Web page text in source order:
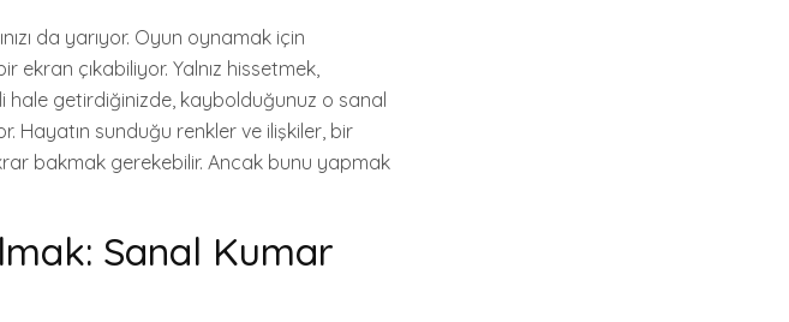
da yarıyor. Oyun oynamak için
ekran çıkabiliyor. Yalnız hissetmek,
getirdiğinizde, kaybolduğunuz o sanal
Hayatın sunduğu renkler ve ilişkiler, bir
bakmak gerekebilir. Ancak bunu yapmak
Sanal Kumar